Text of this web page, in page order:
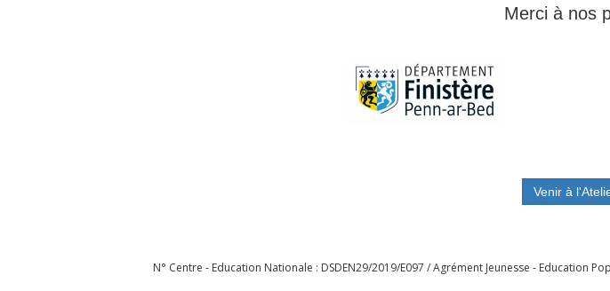
Merci à nos
Venir à
N° Centre - Education Nationale : DSDEN29/2019/E097 / Agrément Jeunesse - Education